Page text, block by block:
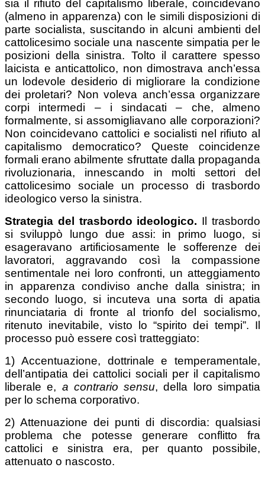
sia il rifiuto del capitalismo liberale, coincidevano
(almeno in apparenza) con le simili disposizioni di
parte socialista, suscitando in alcuni ambienti del
cattolicesimo sociale una nascente simpatia per le
posizioni della sinistra. Tolto il carattere spesso
laicista e anticattolico, non dimostrava anch’essa
un lodevole desiderio di migliorare la condizione
dei proletari? Non voleva anch’essa organizzare
corpi intermedi – i sindacati – che, almeno
formalmente, si assomigliavano alle corporazioni?
Non coincidevano cattolici e socialisti nel rifiuto al
capitalismo democratico? Queste coincidenze
formali erano abilmente sfruttate dalla propaganda
rivoluzionaria, innescando in molti settori del
cattolicesimo sociale un processo di trasbordo
ideologico verso la sinistra.
Strategia del trasbordo ideologico. Il trasbordo
si sviluppò lungo due assi: in primo luogo, si
esageravano artificiosamente le sofferenze dei
lavoratori, aggravando così la compassione
sentimentale nei loro confronti, un atteggiamento
in apparenza condiviso anche dalla sinistra; in
secondo luogo, si incuteva una sorta di apatia
rinunciataria di fronte al trionfo del socialismo,
ritenuto inevitabile, visto lo “spirito dei tempi”. Il
processo può essere così tratteggiato:
1) Accentuazione, dottrinale e temperamentale,
dell’antipatia dei cattolici sociali per il capitalismo
liberale e, a contrario sensu, della loro simpatia
per lo schema corporativo.
2) Attenuazione dei punti di discordia: qualsiasi
problema che potesse generare conflitto fra
cattolici e sinistra era, per quanto possibile,
attenuato o nascosto.